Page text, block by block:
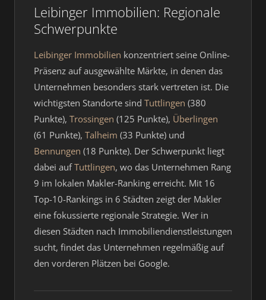
Leibinger Immobilien: Regionale
Schwerpunkte
Leibinger Immobilien konzentriert seine Online-
Präsenz auf ausgewählte Märkte, in denen das
Unternehmen besonders stark vertreten ist. Die
wichtigsten Standorte sind Tuttlingen (380
Punkte), Trossingen (125 Punkte), Überlingen
(61 Punkte), Talheim (33 Punkte) und
Bennungen (18 Punkte). Der Schwerpunkt liegt
dabei aufTuttlingen, wo das Unternehmen Rang
9 im lokalen Makler-Ranking erreicht. Mit 16
Top-10-Rankings in 6 Städten zeigt der Makler
eine fokussierte regionale Strategie. Wer in
diesen Städten nach Immobiliendienstleistungen
sucht, findet das Unternehmen regelmäßig auf
den vorderen Plätzen bei Google.